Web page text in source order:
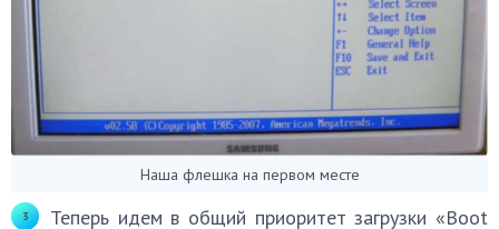
Наша флешка на первом месте
Теперь идем в общий приоритет загрузки «Boot